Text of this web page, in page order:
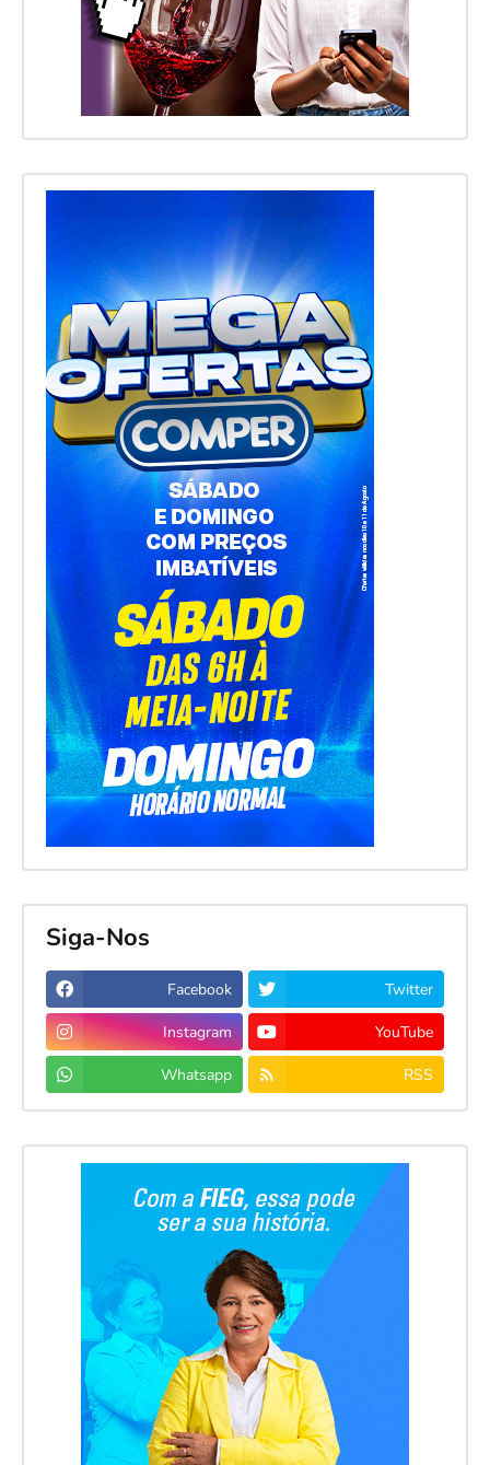
Siga-Nos
Facebook Twitter
Instagram YouTube
Whatsapp RSS